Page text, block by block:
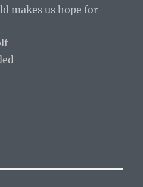
makes us hope for